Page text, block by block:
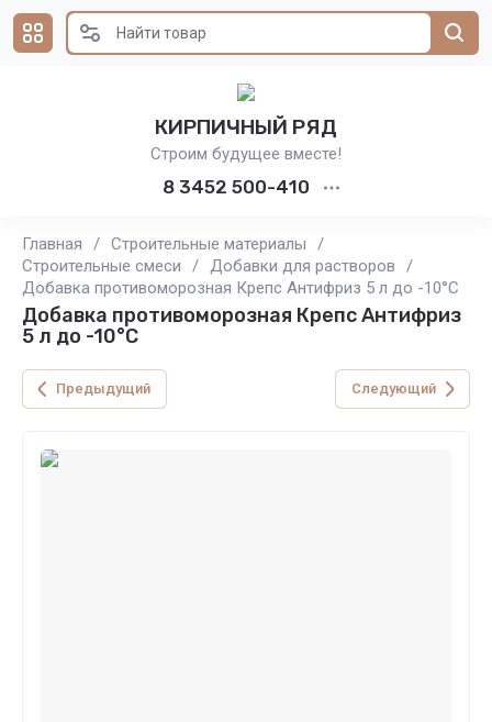
КИРПИЧНЫЙ РЯД
Строим будущее вместе!
8 3452 500-410
Главная / Строительные материалы
/
Строительные смеси
/ Добавки для растворов
/
Добавка противоморозная Крепс Антифриз 5 л до -10°C
Добавка противоморозная Крепс Антифриз
5 л до -10°C
Предыдущий Следующий